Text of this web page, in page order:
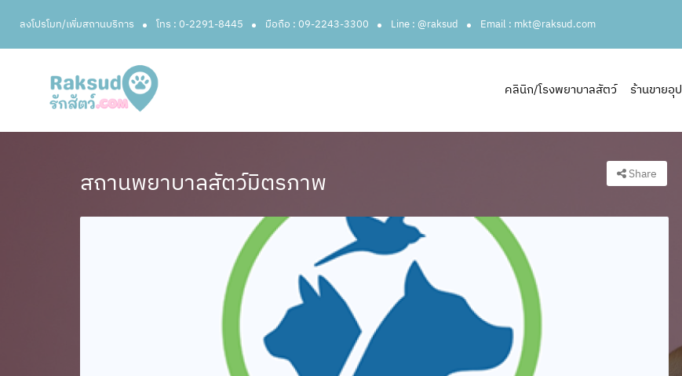
ลงโปรโมท/เพิ่มสถานบริการ โทร : 0-2291-8445 มือถือ : 09-2243-3300 Line : @raksud Email : mkt@raksud.com
คลินิก/โรงพยาบาลสัตว์ ร้านขาย
สถานพยาบาลสัตว์มิตรภาพ Share